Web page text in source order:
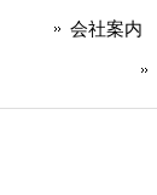
会社案内